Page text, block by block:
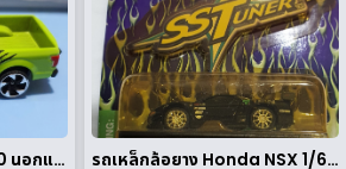
Majorette ฟอร์ด F-150 นอกแพค
รถเหล็กล้อยาง Honda NSX 1/64 ของ rare